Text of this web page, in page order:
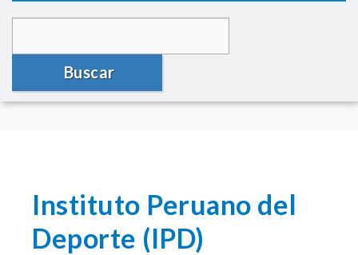
Buscar
Instituto Peruano del
Deporte (IPD)